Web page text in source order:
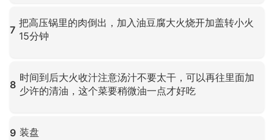
7
把高压锅里的肉倒出，加入油豆腐大火烧开加盖转小火
15分钟
8
时间到后大火收汁注意汤汁不要太干，可以再往里面加
少许的清油，这个菜要稍微油一点才好吃
9 装盘